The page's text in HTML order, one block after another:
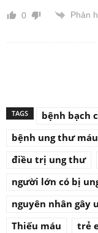
0 Phản
TAGS bệnh bạch
bệnh ung thư
điều trị ung thư
người lớn có bị
nguyên nhân gây
Thiếu máu
trẻ